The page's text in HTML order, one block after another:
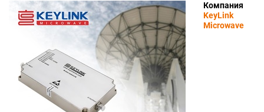
Компания
KeyLink
Microwave